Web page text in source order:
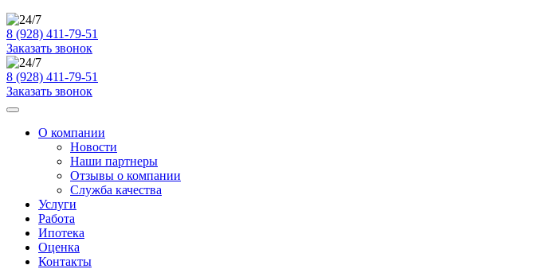
8 (928) 411-79-51
Заказать звонок
8 (928) 411-79-51
Заказать звонок
О компании
Новости
Наши партнеры
Отзывы о компании
Служба качества
Услуги
Работа
Ипотека
Оценка
Контакты